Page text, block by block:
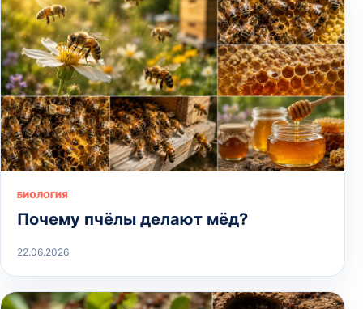
БИОЛОГИЯ
Почему пчёлы делают мёд?
22.06.2026